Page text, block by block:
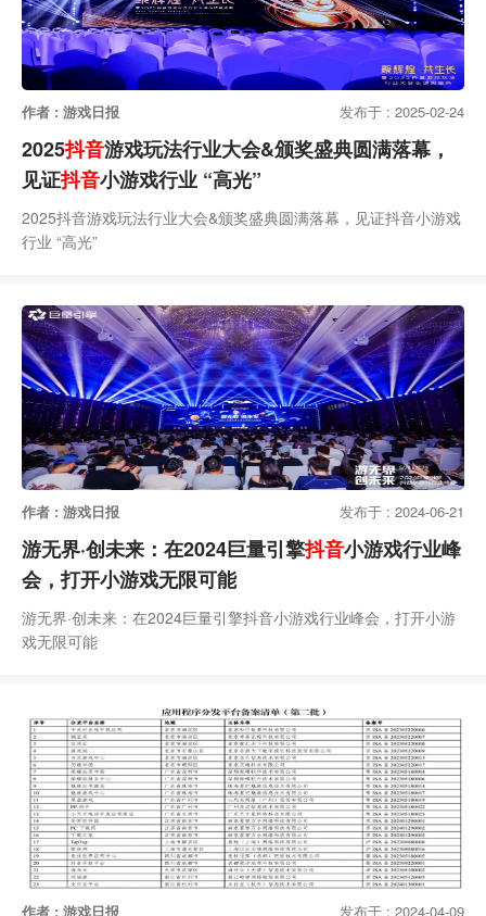
作者 : 游戏日报 发布于 : 2025-02-24
2025抖音游戏玩法行业大会&颁奖盛典圆满落幕，
见证抖音小游戏行业 “高光”
2025抖音游戏玩法行业大会&颁奖盛典圆满落幕，见证抖音小游戏
行业 “高光”
作者 : 游戏日报 发布于 : 2024-06-21
游无界·创未来：在2024巨量引擎抖音小游戏行业峰
会，打开小游戏无限可能
游无界·创未来：在2024巨量引擎抖音小游戏行业峰会，打开小游
戏无限可能
作者 : 游戏日报 发布于 : 2024-04-09